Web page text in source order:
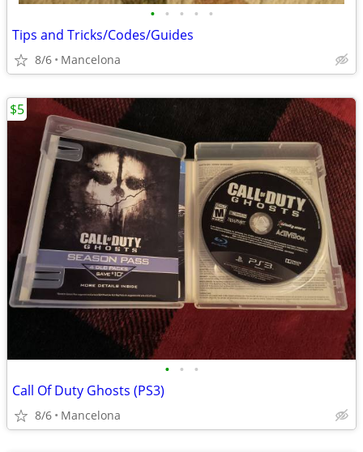
• • • • •
Tips and Tricks/Codes/Guides
8/6 Mancelona
• • •
Call Of Duty Ghosts (PS3)
8/6 Mancelona
$5